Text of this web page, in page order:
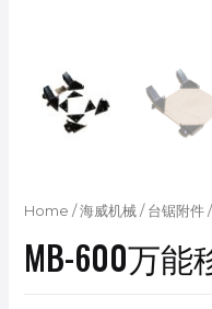
Home / 海威机械/ 台锯附件/
MB-600万能